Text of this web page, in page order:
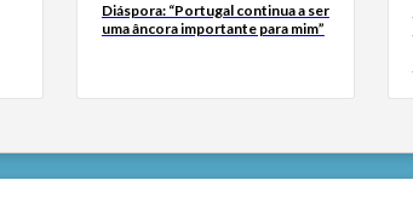
Diáspora: “Portugal continua a ser
uma âncora importante para mim”